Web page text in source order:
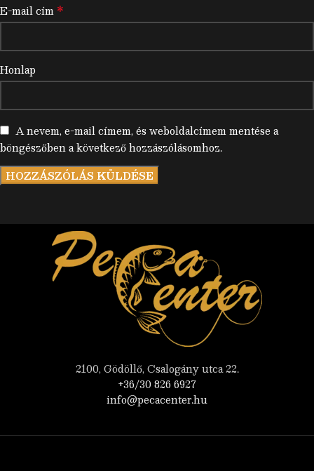
E-mail cím *
Honlap
A nevem, e-mail címem, és weboldalcímem mentése a
böngészőben a következő hozzászólásomhoz.
2100, Gödöllő, Csalogány utca 22.
+36/30 826 6927
info@pecacenter.hu